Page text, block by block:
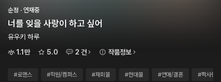
순정 · 연재중
너를 잊을 사랑이 하고 싶어
유우키 하루
1.1만
5.0 2 건 작품정보
#로맨스 #학원/캠퍼스 #재회물 #현대물 #연애/결혼 #짝사랑